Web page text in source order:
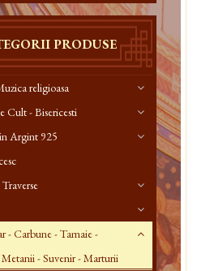
PRODUSE
religioasa
Cult - Bisericesti
Argint 925
- Carbune - Tamaie -
- Suvenir - Marturii